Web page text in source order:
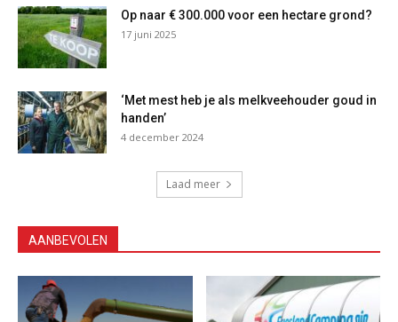
Op naar € 300.000 voor een hectare grond?
17 juni 2025
‘Met mest heb je als melkveehouder goud in
handen’
4 december 2024
Laad meer
AANBEVOLEN